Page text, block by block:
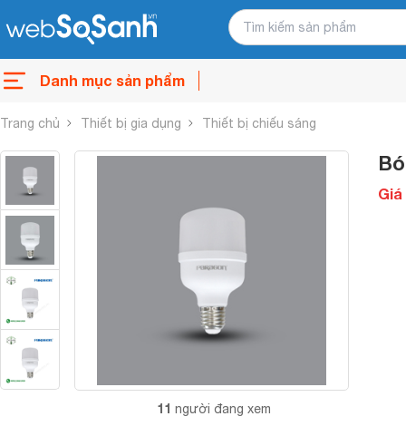
Danh mục sản phẩm
Trang chủ Thiết bị gia dụng Thiết bị chiếu sáng
11 người đang xem